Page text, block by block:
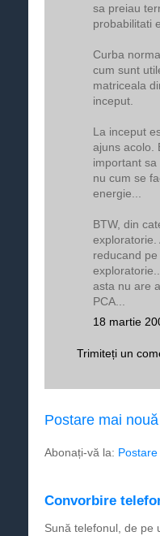
sa preiau
probabilitati
Curba
cum sunt
matriceala
inceput.
La inceput
ajuns acolo.
important
nu cum se
energie...
BTW, din
exploratorie.
reducand
asta nu are
PCA...
18 martie
Trimiteți un
Postare mai nouă
Abonați-vă la:
Convorbire
Sună telefonul, de pe